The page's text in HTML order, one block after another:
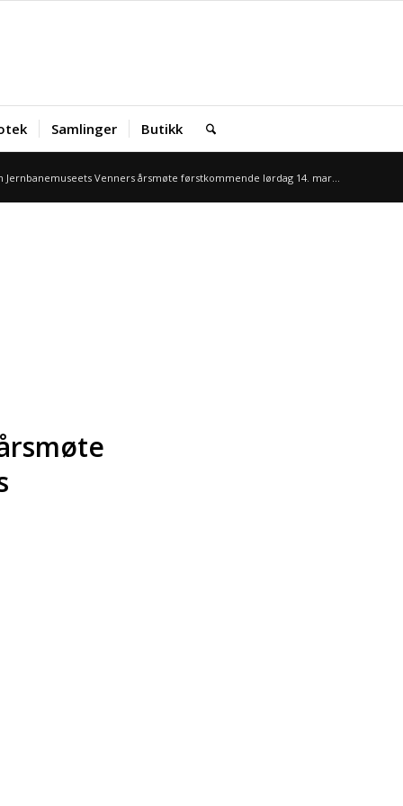
Samlinger Butikk
Jernbanemuseets Venners årsmøte førstkommende lørdag 14. mar...